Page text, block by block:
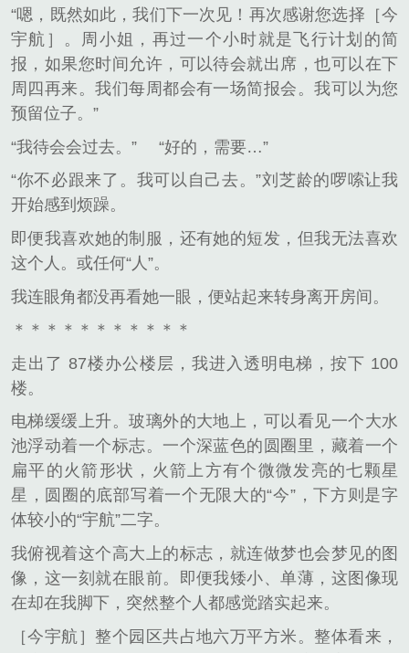
“嗯，既然如此，我们下一次见！再次感谢您选择［今
宇航］。周小姐，再过一个小时就是飞行计划的简
报，如果您时间允许，可以待会就出席，也可以在下
周四再来。我们每周都会有一场简报会。我可以为您
预留位子。”
“我待会会过去。”
“好的，需要…”
“你不必跟来了。我可以自己去。”刘芝龄的啰嗦让我
开始感到烦躁。
即便我喜欢她的制服，还有她的短发，但我无法喜欢
这个人。或任何“人”。
我连眼角都没再看她一眼，便站起来转身离开房间。
＊＊＊＊＊＊＊＊＊＊＊
走出了 87楼办公楼层，我进入透明电梯，按下 100
楼。
电梯缓缓上升。玻璃外的大地上，可以看见一个大水
池浮动着一个标志。一个深蓝色的圆圈里，藏着一个
扁平的火箭形状，火箭上方有个微微发亮的七颗星
星，圆圈的底部写着一个无限大的“今”，下方则是字
体较小的“宇航”二字。
我俯视着这个高大上的标志，就连做梦也会梦见的图
像，这一刻就在眼前。即便我矮小、单薄，这图像现
在却在我脚下，突然整个人都感觉踏实起来。
［今宇航］整个园区共占地六万平方米。整体看来，